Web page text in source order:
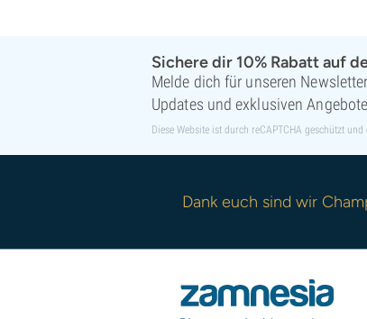
Sichere dir 10% Rabatt auf
Melde dich für unseren
Updates und exklusiven
Diese Website ist durch reCAPTCHA geschützt und
Dank euch sind wir